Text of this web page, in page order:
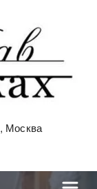
, Москва